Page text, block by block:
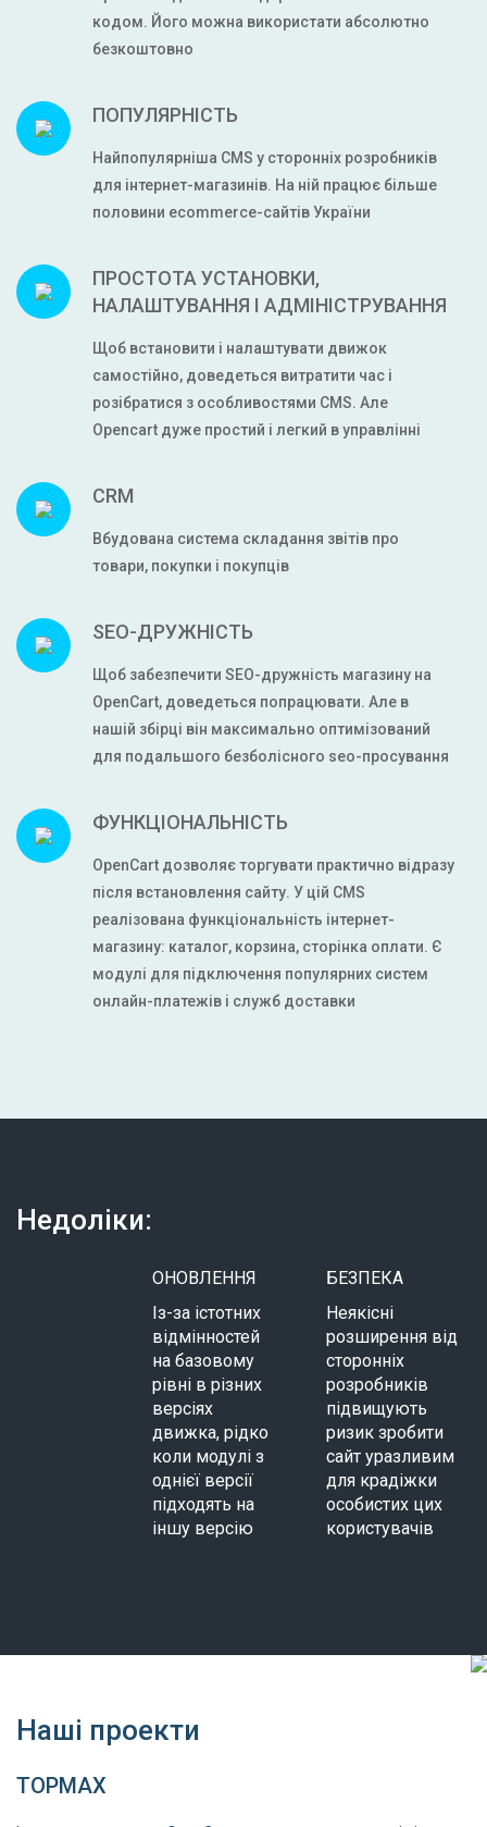
кодом. Його можна використати абсолютно
безкоштовно
ПОПУЛЯРНІСТЬ
Найпопулярніша CMS у сторонніх розробників
для інтернет-магазинів. На ній працює більше
половини ecommerce-сайтів України
ПРОСТОТА УСТАНОВКИ,
НАЛАШТУВАННЯ І АДМІНІСТРУВАННЯ
Щоб встановити і налаштувати движок
самостійно, доведеться витратити час і
розібратися з особливостями CMS. Але
Opencart дуже простий і легкий в управлінні
CRM
Вбудована система складання звітів про
товари, покупки і покупців
SEO-ДРУЖНІСТЬ
Щоб забезпечити SEO-дружність магазину на
OpenCart, доведеться попрацювати. Але в
нашій збірці він максимально оптимізований
для подальшого безболісного seo-просування
ФУНКЦІОНАЛЬНІСТЬ
OpenCart дозволяє торгувати практично відразу
після встановлення сайту. У цій CMS
реалізована функціональність інтернет-
магазину: каталог, корзина, сторінка оплати. Є
модулі для підключення популярних систем
онлайн-платежів і служб доставки
Недоліки:
ОНОВЛЕННЯ
Із-за істотних
відмінностей
на базовому
рівні в різних
версіях
движка, рідко
коли модулі з
однієї версії
підходять на
іншу версію
БЕЗПЕКА
Неякісні
розширення від
сторонніх
розробників
підвищують
ризик зробити
сайт уразливим
для крадіжки
особистих цих
користувачів
Наші проекти
TOPMAX